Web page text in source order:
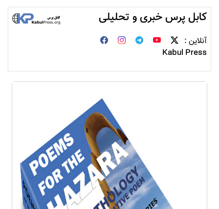
کابل پرس خبری و تحلیلی
آنلاین :
Kabul Press